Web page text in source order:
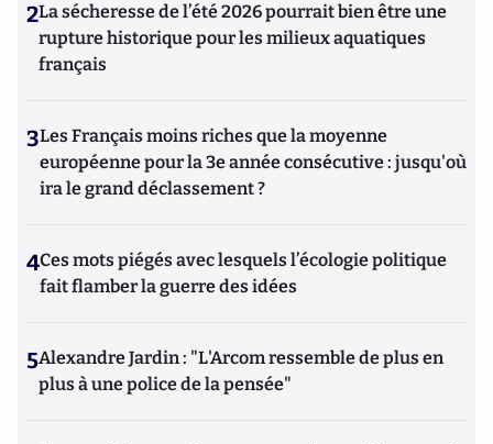
2La sécheresse de l’été 2026 pourrait bien être une
rupture historique pour les milieux aquatiques
français
3Les Français moins riches que la moyenne
européenne pour la 3e année consécutive : jusqu'où
ira le grand déclassement ?
4Ces mots piégés avec lesquels l’écologie politique
fait flamber la guerre des idées
5Alexandre Jardin : "L'Arcom ressemble de plus en
plus à une police de la pensée"